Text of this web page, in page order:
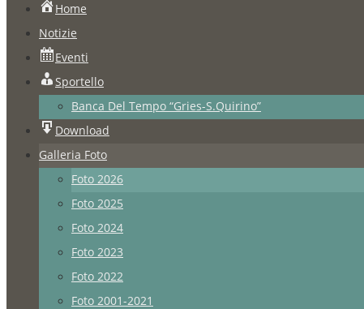
Salta
contenuto
Home
Notizie
Eventi
Sportello
Banca Del Tempo “Gries-S.Quirino”
Download
Galleria Foto
Foto 2026
Foto 2025
Foto 2024
Foto 2023
Foto 2022
Foto 2001-2021